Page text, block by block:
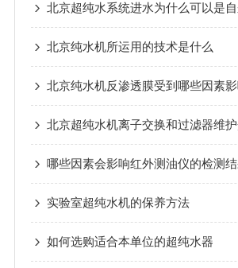
北京超纯水系统进水为什么可以是自
北京纯水机所运用的技术是什么
北京纯水机反渗透膜受到哪些因素
北京超纯水机离子交换和过滤器维
哪些因素会影响红外测油仪的检测结
实验室超纯水机的保养方法
如何选购适合本单位的超纯水器